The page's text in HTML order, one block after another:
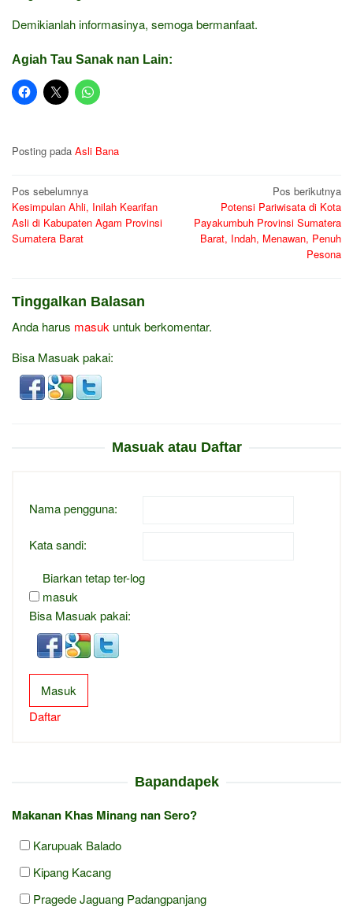
Demikianlah informasinya, semoga bermanfaat.
Agiah Tau Sanak nan Lain:
Posting pada Asli Bana
Navigasi
pos
Pos sebelumnya
Kesimpulan Ahli, Inilah Kearifan
Asli di Kabupaten Agam Provinsi
Sumatera Barat
Pos berikutnya
Potensi Pariwisata di Kota
Payakumbuh Provinsi Sumatera
Barat, Indah, Menawan, Penuh
Pesona
Tinggalkan Balasan
Anda harus masuk untuk berkomentar.
Bisa Masuak pakai:
Masuak atau Daftar
Nama pengguna:
Kata sandi:
Biarkan tetap ter-log
masuk
Bisa Masuak pakai:
Masuk
Daftar
Bapandapek
Makanan Khas Minang nan Sero?
Karupuak Balado
Kipang Kacang
Pragede Jaguang Padangpanjang